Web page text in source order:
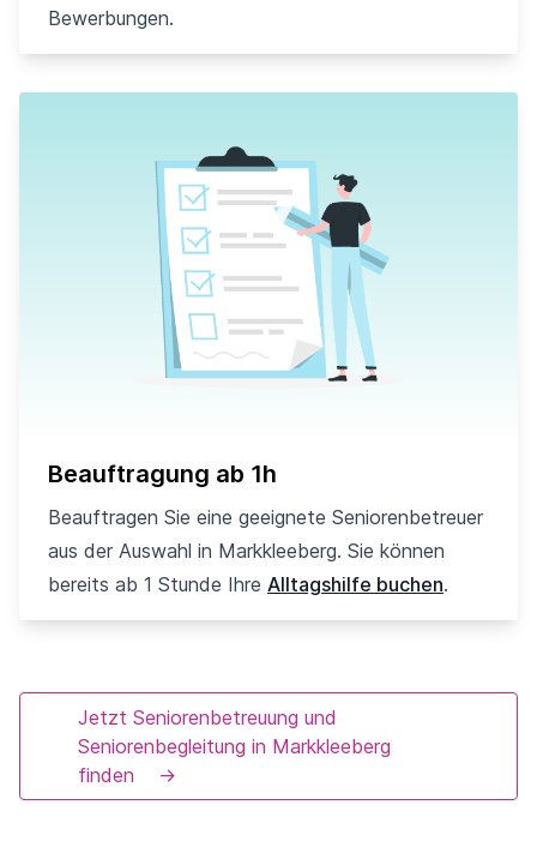
Bewerbungen.
Beauftragung ab 1h
Beauftragen Sie eine geeignete Seniorenbetreuer
aus der Auswahl in Markkleeberg. Sie können
bereits ab 1 Stunde Ihre Alltagshilfe buchen.
Jetzt Seniorenbetreuung und
Seniorenbegleitung in Markkleeberg
finden
→